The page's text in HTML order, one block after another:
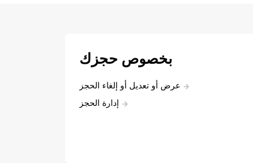
بخصوص حجزك
عرض أو تعديل أو إلغاء الحجز
إدارة الحجز